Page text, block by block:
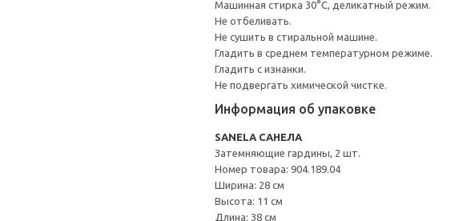
Машинная стирка 30°С, деликатный режим.
Не отбеливать.
Не сушить в стиральной машине.
Гладить в среднем температурном режиме.
Гладить с изнанки.
Не подвергать химической чистке.
Информация об упаковке
SANELA САНЕЛА
Затемняющие гардины, 2 шт.
Номер товара: 904.189.04
Ширина: 28 см
Высота: 11 см
Длина: 38 см